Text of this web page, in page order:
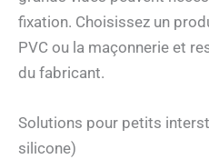
fixation. Choisissez un
PVC ou la maçonnerie et
du fabricant.
Solutions pour petits
silicone)